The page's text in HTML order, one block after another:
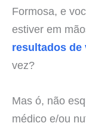
Formosa, e
estiver em
resultados de
vez?
Mas ó, não
médico e/ou